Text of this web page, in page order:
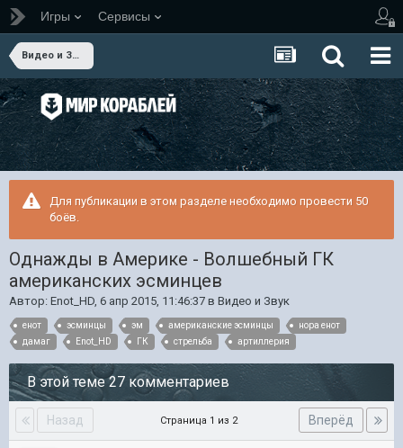
Игры Сервисы
Видео и Звук
Для публикации в этом разделе необходимо провести 50
боёв.
Однажды в Америке - Волшебный ГК
американских эсминцев
Автор: Enot_HD, 6 апр 2015, 11:46:37 в Видео и Звук
енот эсминцы эм американские эсминцы
нора енот
дамаг
Enot_HD ГК стрельба артиллерия
В этой теме 27 комментариев
Назад Вперёд
Страница 1 из 2